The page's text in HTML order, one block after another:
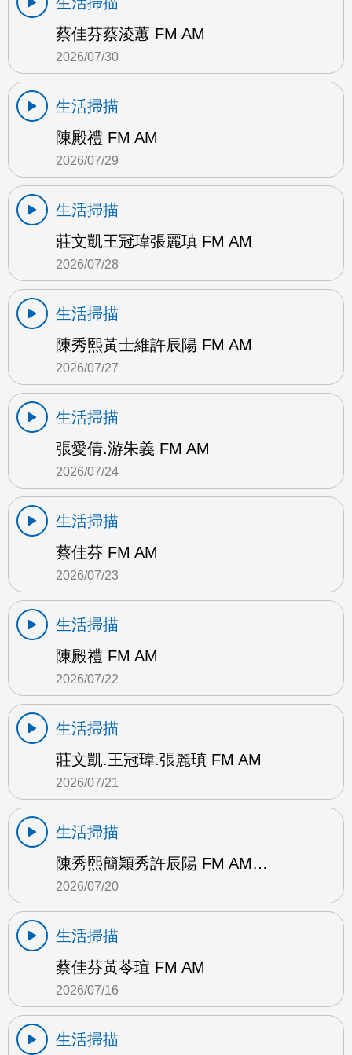
蔡佳芬蔡淩蕙 FM AM
2026/07/30
生活掃描
陳殿禮 FM AM
2026/07/29
生活掃描
莊文凱王冠瑋張麗瑱 FM AM
2026/07/28
生活掃描
陳秀熙黃士維許辰陽 FM AM
2026/07/27
生活掃描
張愛倩.游朱義 FM AM
2026/07/24
生活掃描
蔡佳芬 FM AM
2026/07/23
生活掃描
陳殿禮 FM AM
2026/07/22
生活掃描
莊文凱.王冠瑋.張麗瑱 FM AM
2026/07/21
生活掃描
陳秀熙簡穎秀許辰陽 FM AM…
2026/07/20
生活掃描
蔡佳芬黃苓瑄 FM AM
2026/07/16
生活掃描